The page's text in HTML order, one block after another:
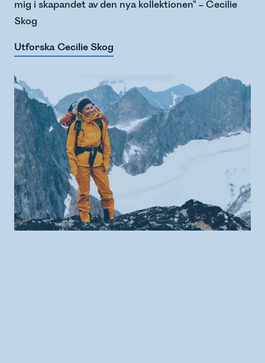
mig i skapandet av den nya kollektionen" – Cecilie
Skog
Utforska Cecilie Skog